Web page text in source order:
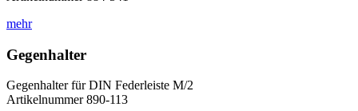
mehr
Gegenhalter
Gegenhalter für DIN Federleiste M/2
Artikelnummer 890-113